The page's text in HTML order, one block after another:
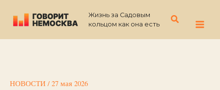
содержимому
Жизнь за Садовым
кольцом как она есть
Поиск
НОВОСТИ / 27 мая 2026